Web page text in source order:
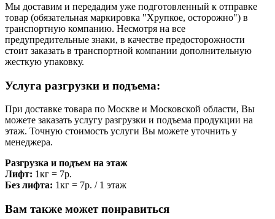
Мы доставим и передадим уже подготовленный к отправке
товар (обязательная маркировка "Хрупкое, осторожно") в
транспортную компанию. Несмотря на все
предупредительные знаки, в качестве предосторожности
стоит заказать в транспортной компании дополнительную
жесткую упаковку.
Услуга разгрузки и подъема:
При доставке товара по Москве и Московской области, Вы
можете заказать услугу разгрузки и подъема продукции на
этаж. Точную стоимость услуги Вы можете уточнить у
менеджера.
Разгрузка и подъем на этаж
Лифт: 1кг = 7р.
Без лифта: 1кг = 7р. / 1 этаж
Вам также может понравиться